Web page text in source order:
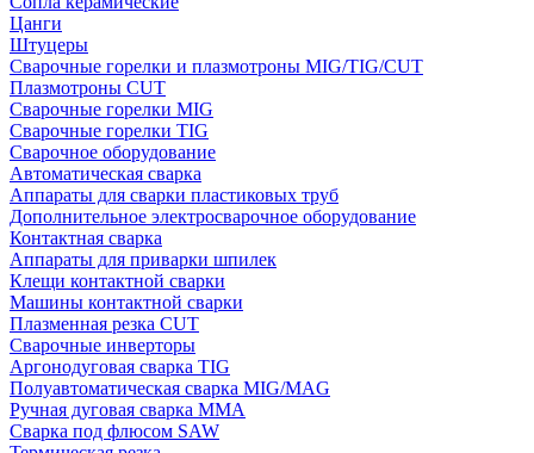
Цанги
Штуцеры
Сварочные горелки и плазмотроны MIG/TIG/CUT
Плазмотроны CUT
Сварочные горелки MIG
Сварочные горелки TIG
Сварочное оборудование
Автоматическая сварка
Аппараты для сварки пластиковых труб
Дополнительное электросварочное оборудование
Контактная сварка
Аппараты для приварки шпилек
Клещи контактной сварки
Машины контактной сварки
Плазменная резка CUT
Сварочные инверторы
Аргонодуговая сварка TIG
Полуавтоматическая сварка MIG/MAG
Ручная дуговая сварка MMA
Сварка под флюсом SAW